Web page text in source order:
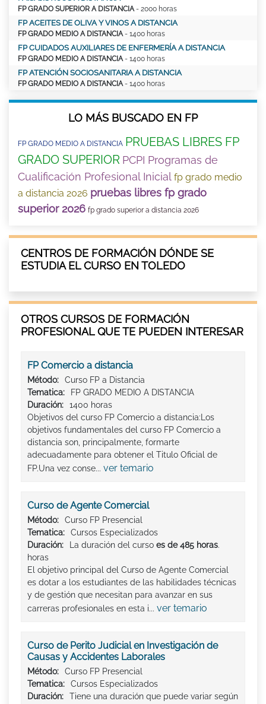
FP GRADO SUPERIOR A DISTANCIA - 2000 horas
FP ACEITES DE OLIVA Y VINOS A DISTANCIA
FP GRADO MEDIO A DISTANCIA - 1400 horas
FP CUIDADOS AUXILIARES DE ENFERMERÍA A DISTANCIA
FP GRADO MEDIO A DISTANCIA - 1400 horas
FP ATENCIÓN SOCIOSANITARIA A DISTANCIA
FP GRADO MEDIO A DISTANCIA - 1400 horas
LO MÁS BUSCADO EN FP
FP GRADO MEDIO A DISTANCIA PRUEBAS LIBRES FP
GRADO SUPERIOR PCPI Programas de
Cualificación Profesional Inicial fp grado medio
a distancia 2026 pruebas libres fp grado
superior 2026 fp grado superior a distancia 2026
CENTROS DE FORMACIÓN DÓNDE SE
ESTUDIA EL CURSO EN TOLEDO
OTROS CURSOS DE FORMACIÓN
PROFESIONAL QUE TE PUEDEN INTERESAR
FP Comercio a distancia
Método:
Curso FP a Distancia
Tematica:
FP GRADO MEDIO A DISTANCIA
Duración:
1400 horas
Objetivos del curso FP Comercio a distancia:Los
objetivos fundamentales del curso FP Comercio a
distancia son, principalmente, formarte
adecuadamente para obtener el Titulo Oficial de
FP.Una vez conse... ver temario
Curso de Agente Comercial
Método:
Curso FP Presencial
Tematica:
Cursos Especializados
Duración:
La duración del curso es de 485 horas.
horas
El objetivo principal del Curso de Agente Comercial
es dotar a los estudiantes de las habilidades técnicas
y de gestión que necesitan para avanzar en sus
carreras profesionales en esta i... ver temario
Curso de Perito Judicial en Investigación de
Causas y Accidentes Laborales
Método:
Curso FP Presencial
Tematica:
Cursos Especializados
Duración:
Tiene una duración que puede variar según